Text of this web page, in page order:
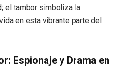
el tambor simboliza la
en esta vibrante parte del
Espionaje y Drama en